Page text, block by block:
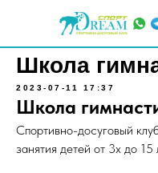
Школа
2023-07-11 17:37
Школа
Спортивно-досуговый
занятия детей от 3х до 15